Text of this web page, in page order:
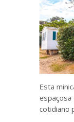
Esta
espaçosa
cotidiano